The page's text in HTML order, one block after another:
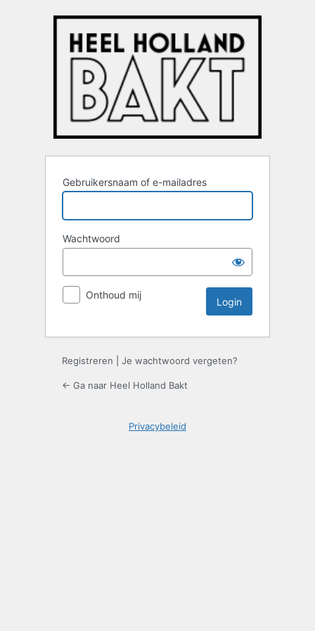
Gebruikersnaam of e-mailadres
Wachtwoord
Onthoud mij
Registreren Je wachtwoord vergeten?
← Ga naar Heel Holland Bakt
Privacybeleid